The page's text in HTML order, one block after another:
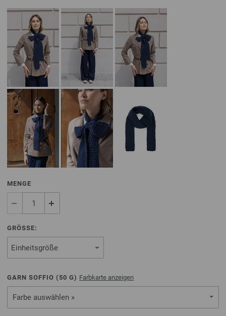
MENGE
GRÖSSE:
GARN SOFFIO ( 50 G) Farbkarte anzeigen
Farbe auswählen »